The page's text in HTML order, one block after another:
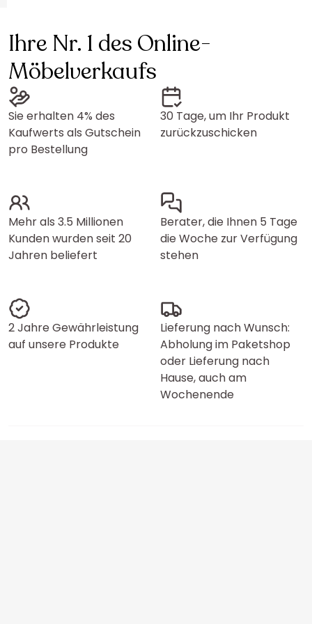
Ihre Nr. 1 des Online-
Möbelverkaufs
Sie erhalten 4% des
Kaufwerts als Gutschein
pro Bestellung
30 Tage, um Ihr Produkt
zurückzuschicken
Mehr als 3.5 Millionen
Kunden wurden seit 20
Jahren beliefert
Berater, die Ihnen 5 Tage
die Woche zur Verfügung
stehen
2 Jahre Gewährleistung
auf unsere Produkte
Lieferung nach Wunsch:
Abholung im Paketshop
oder Lieferung nach
Hause, auch am
Wochenende